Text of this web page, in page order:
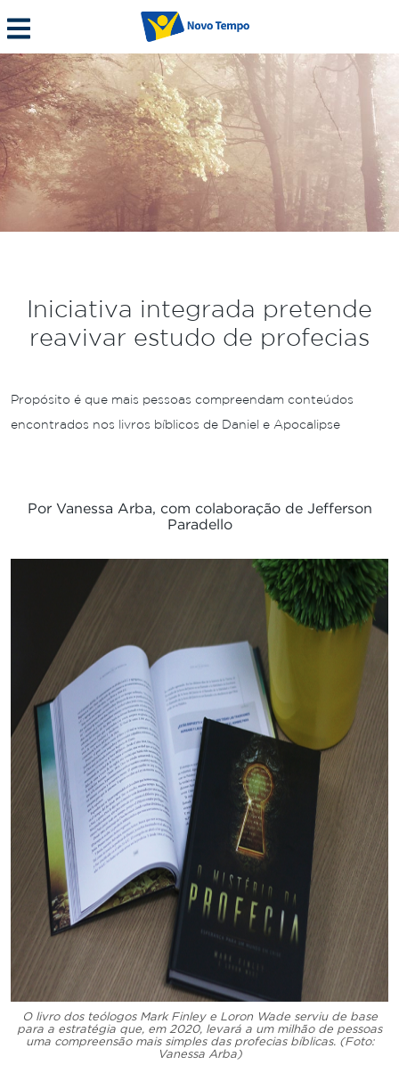
Iniciativa integrada pretende
reavivar estudo de profecias
Propósito é que mais pessoas compreendam conteúdos
encontrados nos livros bíblicos de Daniel e Apocalipse
Por Vanessa Arba, com colaboração de Jefferson
Paradello
O livro dos teólogos Mark Finley e Loron Wade serviu de base
para a estratégia que, em 2020, levará a um milhão de pessoas
uma compreensão mais simples das profecias bíblicas. (Foto:
Vanessa Arba)